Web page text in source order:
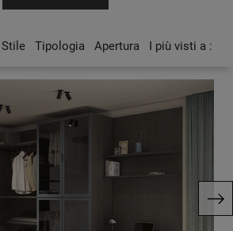
Stile Tipologia Apertura I più visti a :